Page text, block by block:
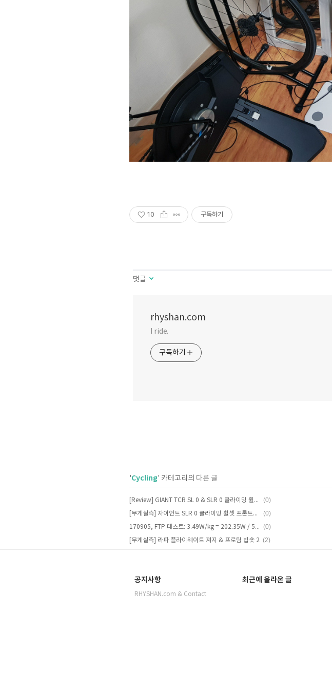
10 구독하기
댓글
rhyshan.com
I ride.
구독하기
'Cycling' 카테고리의 다른 글
[Review] GIANT TCR SL 0 & SLR 0 클라이밍 휠셋 후기: 듀라 Di2, ISP (0)
[무게실측] 자이언트 SLR 0 클라이밍 휠셋 프론트+타이어: 가비아 튜블리스, 실란트 (0)
170905, FTP 테스트: 3.49W/kg = 202.35W / 58kg (0)
[무게실측] 라파 플라이웨이트 져지 & 프로팀 빕숏 2 (2)
공지사항
RHYSHAN.com & Contact
최근에 올라온 글